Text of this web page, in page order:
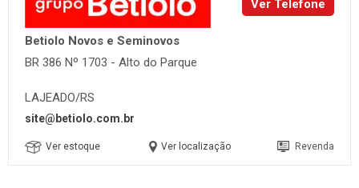
Ver Telefone
Betiolo Novos e Seminovos
BR 386 Nº 1703 - Alto do Parque
LAJEADO/RS
site@betiolo.com.br
Ver estoque Ver localização Revenda